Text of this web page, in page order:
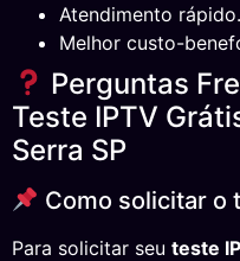
Atendimento rápido.
Melhor custo-
Perguntas
Teste IPTV
Serra SP
Como solicitar o
Para solicitar seu teste